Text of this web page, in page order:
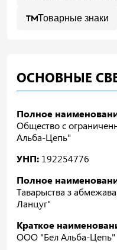
Товарные знаки
ОСНОВНЫЕ
Полное
Общество с
Альба-Цепь"
УНП: 192254776
Полное
Таварыства з
Ланцуг"
Краткое
ООО "Бел Альба-Цепь"